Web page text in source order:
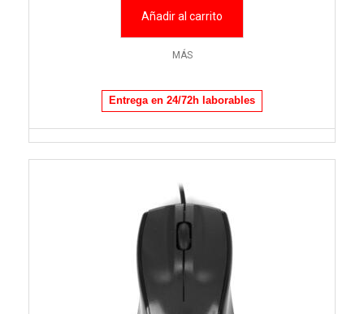
Añadir al carrito
MÁS
Entrega en 24/72h laborables